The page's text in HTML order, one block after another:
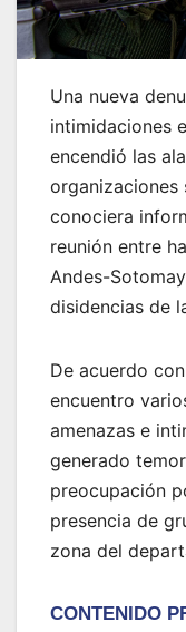
Una nueva
intimidaciones
encendió las
organizaciones
conociera
reunión entre
Andes-
disidencias de
De acuerdo
encuentro
amenazas e
generado
preocupación
presencia de
zona del